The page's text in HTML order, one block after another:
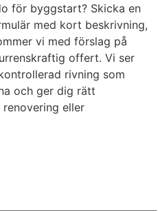
för byggstart? Skicka en
med kort beskrivning,
vi med förslag på
offert. Vi ser
rivning som
och ger dig rätt
eller